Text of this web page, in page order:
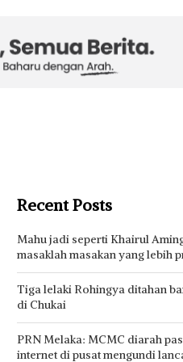
Recent Posts
Mahu jadi seperti Khairul
masaklah masakan yang lebih
Tiga lelaki Rohingya ditahan
di Chukai
PRN Melaka: MCMC diarah
internet di pusat mengundi